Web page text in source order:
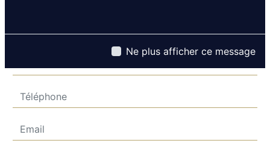
Ne plus afficher ce message